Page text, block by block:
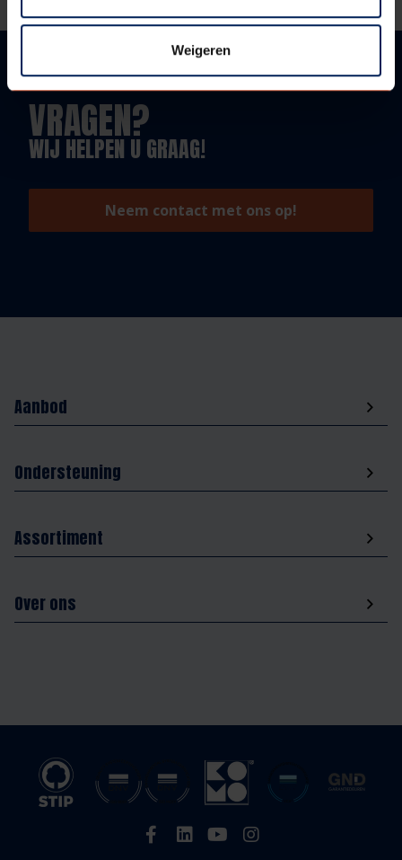
Weigeren
VRAGEN?
WIJ HELPEN U GRAAG!
Neem contact met ons op!
Aanbod
Ondersteuning
Assortiment
Over ons